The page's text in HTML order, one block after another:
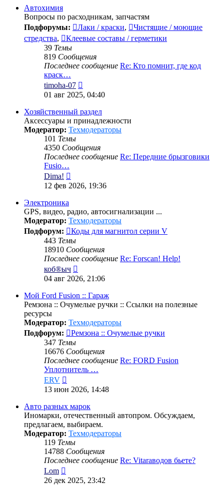
Автохимия
Вопросы по расходникам, запчастям
Подфорумы:
Лаки / краски,
Чистящие / моющие
стредства,
Клеевые составы / герметики
39 Темы
819 Сообщения
Последнее сообщение Re: Кто помнит, где код
краск…
timoha-07
сообщению
01 авг 2025, 04:40
Хозяйственный раздел
Аксессуары и принадлежности
Модератор: Техмодераторы
101 Темы
4350 Сообщения
Последнее сообщение Re: Передние брызговики
Fusio…
Dima!
к
12 фев 2026, 19:36
Электроника
GPS, видео, радио, автосигнализации ...
Модератор: Техмодераторы
Подфорум:
Коды для магнитол серии V
443 Темы
18910 Сообщения
Последнее сообщение Re: Forscan! Help!
коб®ыч
к
сообщению
04 авг 2026, 21:06
Мой Ford Fusion :: Гараж
Ремзона :: Очумелые ручки :: Ссылки на полезные
ресурсы
Модератор: Техмодераторы
Подфорум:
Ремзона :: Очумелые ручки
347 Темы
16676 Сообщения
Последнее сообщение Re: FORD Fusion
Уплотнитель …
ERV
к
сообщению
13 июн 2026, 14:48
Авто разных марок
Иномарки, отечественный автопром. Обсуждаем,
предлагаем, выбираем.
Модератор: Техмодераторы
119 Темы
14788 Сообщения
Последнее сообщение Re: Vitaraводов бьете?
Lom
к
26 дек 2025, 23:42